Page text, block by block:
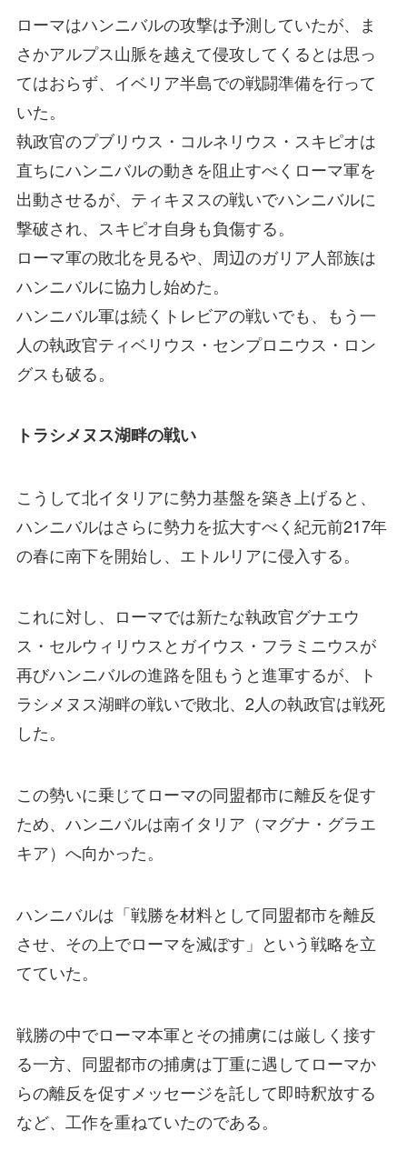
ローマはハンニバルの攻撃は予測していたが、ま
さかアルプス山脈を越えて侵攻してくるとは思っ
てはおらず、イベリア半島での戦闘準備を行って
いた。
執政官のプブリウス・コルネリウス・スキピオは
直ちにハンニバルの動きを阻止すべくローマ軍を
出動させるが、ティキヌスの戦いでハンニバルに
撃破され、スキピオ自身も負傷する。
ローマ軍の敗北を見るや、周辺のガリア人部族は
ハンニバルに協力し始めた。
ハンニバル軍は続くトレビアの戦いでも、もう一
人の執政官ティベリウス・センプロニウス・ロン
グスも破る。
トラシメヌス湖畔の戦い
こうして北イタリアに勢力基盤を築き上げると、
ハンニバルはさらに勢力を拡大すべく紀元前217年
の春に南下を開始し、エトルリアに侵入する。
これに対し、ローマでは新たな執政官グナエウ
ス・セルウィリウスとガイウス・フラミニウスが
再びハンニバルの進路を阻もうと進軍するが、ト
ラシメヌス湖畔の戦いで敗北、2人の執政官は戦死
した。
この勢いに乗じてローマの同盟都市に離反を促す
ため、ハンニバルは南イタリア（マグナ・グラエ
キア）へ向かった。
ハンニバルは「戦勝を材料として同盟都市を離反
させ、その上でローマを滅ぼす」という戦略を立
てていた。
戦勝の中でローマ本軍とその捕虜には厳しく接す
る一方、同盟都市の捕虜は丁重に遇してローマか
らの離反を促すメッセージを託して即時釈放する
など、工作を重ねていたのである。